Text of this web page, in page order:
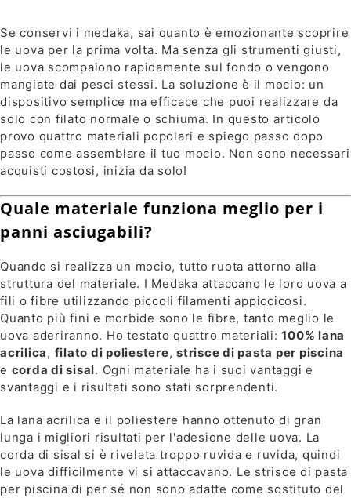
Se conservi i medaka, sai quanto è emozionante scoprire
le uova per la prima volta. Ma senza gli strumenti giusti,
le uova scompaiono rapidamente sul fondo o vengono
mangiate dai pesci stessi. La soluzione è il mocio: un
dispositivo semplice ma efficace che puoi realizzare da
solo con filato normale o schiuma. In questo articolo
provo quattro materiali popolari e spiego passo dopo
passo come assemblare il tuo mocio. Non sono necessari
acquisti costosi, inizia da solo!
Quale materiale funziona meglio per i
panni asciugabili?
Quando si realizza un mocio, tutto ruota attorno alla
struttura del materiale. I Medaka attaccano le loro uova a
fili o fibre utilizzando piccoli filamenti appiccicosi.
Quanto più fini e morbide sono le fibre, tanto meglio le
uova aderiranno. Ho testato quattro materiali:100% lana
acrilica, filato di poliestere, strisce di pasta per piscina
e corda di sisal. Ogni materiale ha i suoi vantaggi e
svantaggi e i risultati sono stati sorprendenti.
La lana acrilica e il poliestere hanno ottenuto di gran
lunga i migliori risultati per l'adesione delle uova. La
corda di sisal si è rivelata troppo ruvida e ruvida, quindi
le uova difficilmente vi si attaccavano. Le strisce di pasta
per piscina di per sé non sono adatte come sostituto del